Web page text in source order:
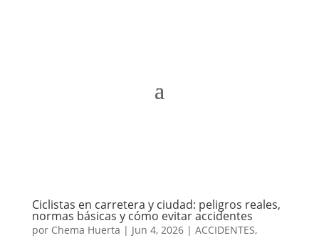
Ciclistas en carretera y ciudad: peligros reales,
normas básicas y cómo evitar accidentes
por Chema Huerta | Jun 4, 2026| ACCIDENTES,